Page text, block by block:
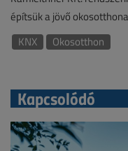
építsük a jövő
KNX
Okosotthon
Kapcsolódó